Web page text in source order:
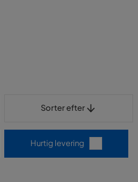
Sorter efter
Hurtig levering